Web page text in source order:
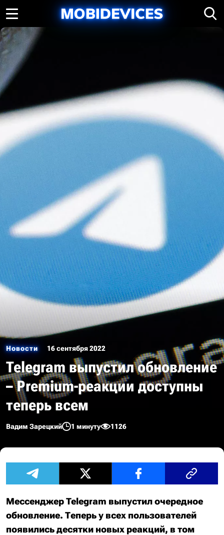
Новости 16 сентября 2022
Telegram выпустил обновление
– Premium-реакции доступны
теперь всем
Вадим Зарецкий 1 минуту 1126
Мессенджер Telegram выпустил очередное
обновление. Теперь у всех пользователей
появились десятки новых реакций, в том